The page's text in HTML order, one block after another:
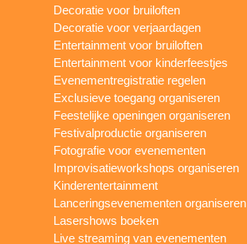
Decoratie voor bruiloften
Decoratie voor verjaardagen
Entertainment voor bruiloften
Entertainment voor kinderfeestjes
Evenementregistratie regelen
Exclusieve toegang organiseren
Feestelijke openingen organiseren
Festivalproductie organiseren
Fotografie voor evenementen
Improvisatieworkshops organiseren
Kinderentertainment
Lanceringsevenementen organiseren
Lasershows boeken
Live streaming van evenementen